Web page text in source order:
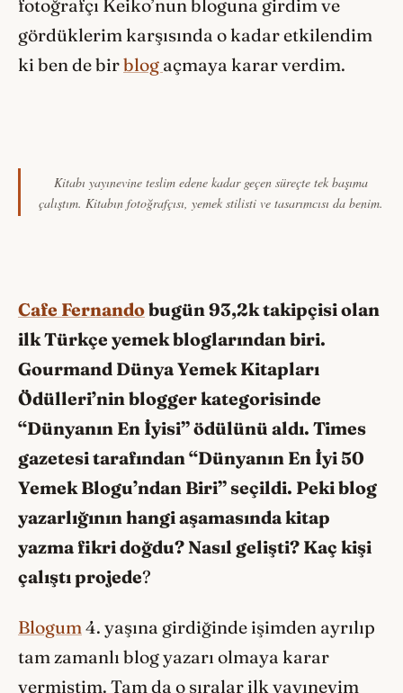
fotoğrafçı Keiko’nun bloguna girdim ve
gördüklerim karşısında o kadar etkilendim
ki ben de birblog açmaya karar verdim.
Kitabı yayınevine teslim edene kadar geçen süreçte tek başıma
çalıştım. Kitabın fotoğrafçısı, yemek stilisti ve tasarımcısı da benim.
Cafe Fernandobugün 93,2k takipçisi olan
ilk Türkçe yemek bloglarından biri.
Gourmand Dünya Yemek Kitapları
Ödülleri’nin blogger kategorisinde
“Dünyanın En İyisi” ödülünü aldı. Times
gazetesi tarafından “Dünyanın En İyi 50
Yemek Blogu’ndan Biri” seçildi. Peki blog
yazarlığının hangi aşamasında kitap
yazma fikri doğdu? Nasıl gelişti? Kaç kişi
çalıştı projede?
Blogum4. yaşına girdiğinde işimden ayrılıp
tam zamanlı blog yazarı olmaya karar
vermiştim. Tam da o sıralar ilk yayınevim